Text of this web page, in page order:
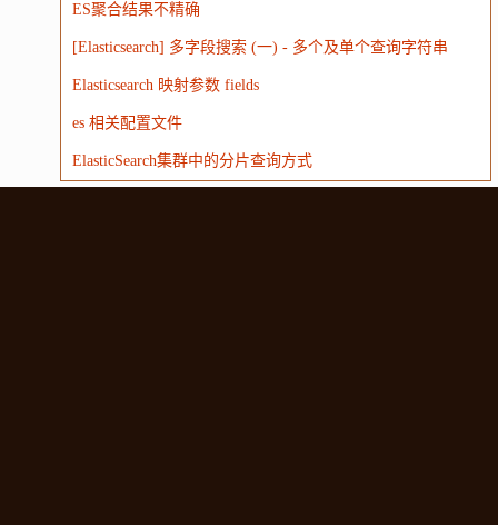
ES聚合结果不精确
[Elasticsearch] 多字段搜索 (一) - 多个及单个查询字符串
Elasticsearch 映射参数 fields
es 相关配置文件
ElasticSearch集群中的分片查询方式